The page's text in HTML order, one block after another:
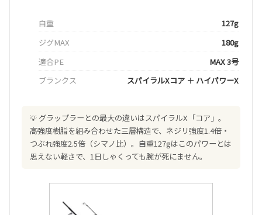
自重
127g
ジグMAX
180g
適合PE
MAX 3号
ブランクス
スパイラルXコア ＋ ハイパワーX
グラップラーとの最大の違いはスパイラルX「コア」。
高強度樹脂を組み合わせた三層構造で、ネジリ強度1.4倍・
つぶれ強度2.5倍（シマノ比）。自重127gはこのパワーとは
思えない軽さで、1日しゃくっても腕が死にません。